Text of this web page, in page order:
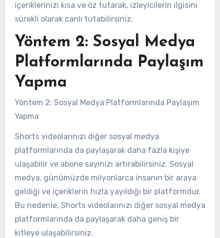
içeriklerinizi kısa ve öz tutarak, izleyicilerin ilgisini
sürekli olarak canlı tutabilirsiniz.
Yöntem 2: Sosyal Medya
Platformlarında Paylaşım
Yapma
Yöntem 2: Sosyal Medya Platformlarında Paylaşım
Yapma
Shorts videolarınızı diğer sosyal medya
platformlarında da paylaşarak daha fazla kişiye
ulaşabilir ve abone sayınızı artırabilirsiniz. Sosyal
medya, günümüzde milyonlarca insanın bir araya
geldiği ve içeriklerin hızla yayıldığı bir platformdur.
Bu nedenle, Shorts videolarınızı diğer sosyal medya
platformlarında da paylaşarak daha geniş bir
kitleye ulaşabilirsiniz.